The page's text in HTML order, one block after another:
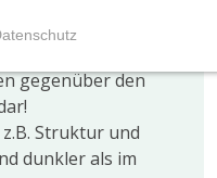
gegenüber den
Struktur und
dunkler als im
grundlegende
Funktion